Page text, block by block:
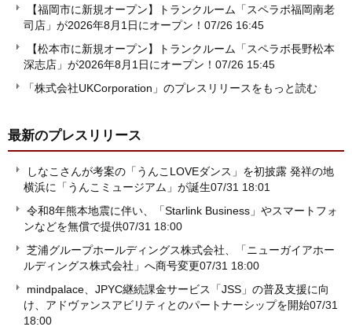
【福岡市に新規オープン】トランクルーム「スペラボ福岡南老
司店」が2026年8月1日にオープン！ 07/26 16:45
【松本市に新規オープン】トランクルーム「スペラボ長野松本
深志店」が2026年8月1日にオープン！ 07/26 15:45
「株式会社UKCorporation」のプレスリリースをもっと読む
最新のプレスリリース
しなこさんが考案の「うんこLOVEダンス」を初披露 発祥の地
横浜に「うんこミュージアム」が誕生07/31 18:01
令和8年熊本地震に伴い、「Starlink Business」やスマートフォ
ンなどを無償で提供07/31 18:00
芝浦グループホールディングス株式会社、「ニューガイアホー
ルディングス株式会社」へ商号変更07/31 18:00
mindpalace、JPYC継続課金サービス「JSS」の普及支援に向
け、アドヴァンスアビリティとのパートナーシップを開始07/31
18:00